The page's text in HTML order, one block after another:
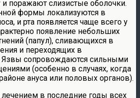
поражают слизистые оболочки.
формы локализуются в
и рта появляется чаще всего у
появление небольших
(папул), сливающихся в
и переходящих в
Язвы сопровождаются сильными
(особенно в случаях, когда
ануса или половых органов).
в последние годы всех